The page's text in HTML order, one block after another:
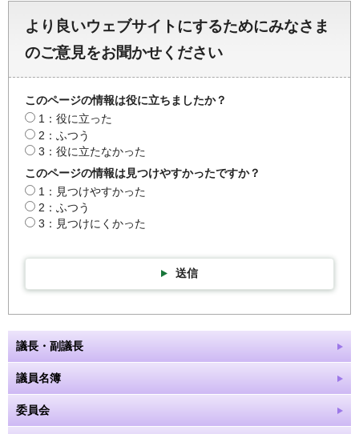
より良いウェブサイトにするためにみなさま
のご意見をお聞かせください
このページの情報は役に立ちましたか？
1：役に立った
2：ふつう
3：役に立たなかった
このページの情報は見つけやすかったですか？
1：見つけやすかった
2：ふつう
3：見つけにくかった
送信
議長・副議長
議員名簿
委員会